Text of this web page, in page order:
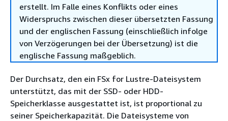
erstellt. Im Falle eines Konflikts oder eines
Widerspruchs zwischen dieser übersetzten Fassung
und der englischen Fassung (einschließlich infolge
von Verzögerungen bei der Übersetzung) ist die
englische Fassung maßgeblich.
Der Durchsatz, den ein FSx for Lustre-Dateisystem
unterstützt, das mit der SSD- oder HDD-
Speicherklasse ausgestattet ist, ist proportional zu
seiner Speicherkapazität. Die Dateisysteme von